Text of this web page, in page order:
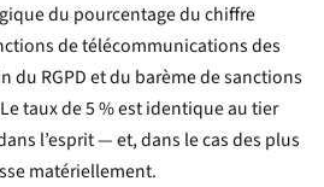
du pourcentage du chiffre
de télécommunications des
du RGPD et du barème de sanctions
taux de 5 % est identique au tier
l’esprit — et, dans le cas des plus
matériellement.